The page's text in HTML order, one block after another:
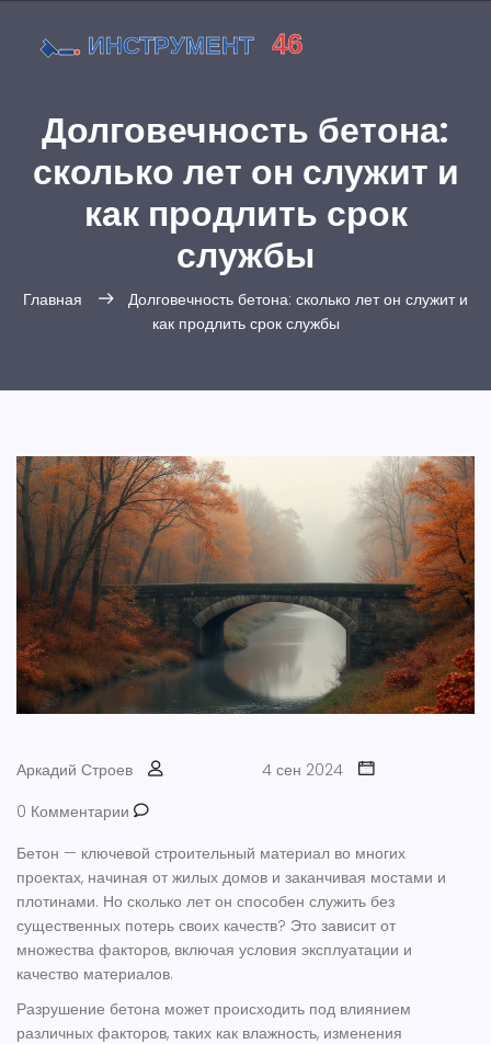
Долговечность бетона:
сколько лет он служит и
как продлить срок
службы
Главная
Долговечность бетона: сколько лет он служит и
как продлить срок службы
Аркадий Строев
4 сен 2024
0 Комментарии
Бетон — ключевой строительный материал во многих
проектах, начиная от жилых домов и заканчивая мостами и
плотинами. Но сколько лет он способен служить без
существенных потерь своих качеств? Это зависит от
множества факторов, включая условия эксплуатации и
качество материалов.
Разрушение бетона может происходить под влиянием
различных факторов, таких как влажность, изменения